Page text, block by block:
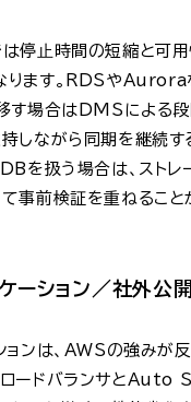
は停⽌時間の短縮と可
ります。RDSやAurora
す場合はDMSによる
しながら同期を継続す
を扱う場合は、スト
事前検証を重ねるこ
ーション／社外公
ョンは、AWSの強みが
ロードバランサとAuto